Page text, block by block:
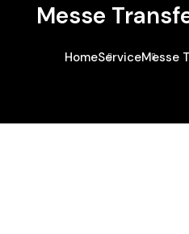
Messe
HomeServiceMesse